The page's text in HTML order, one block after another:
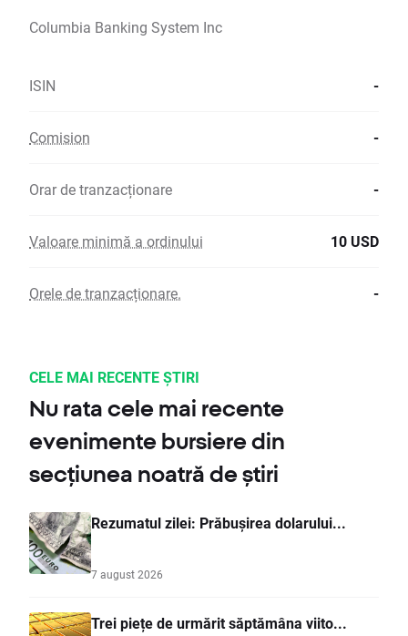
Columbia Banking System Inc
ISIN -
Comision -
Orar de tranzacționare -
Valoare minimă a ordinului 10 USD
Orele de tranzacționare. -
CELE MAI RECENTE ȘTIRI
Nu rata cele mai recente
evenimente bursiere din
secțiunea noatră de știri
Rezumatul zilei: Prăbușirea dolarului...
7 august 2026
Trei piețe de urmărit săptămâna viito...